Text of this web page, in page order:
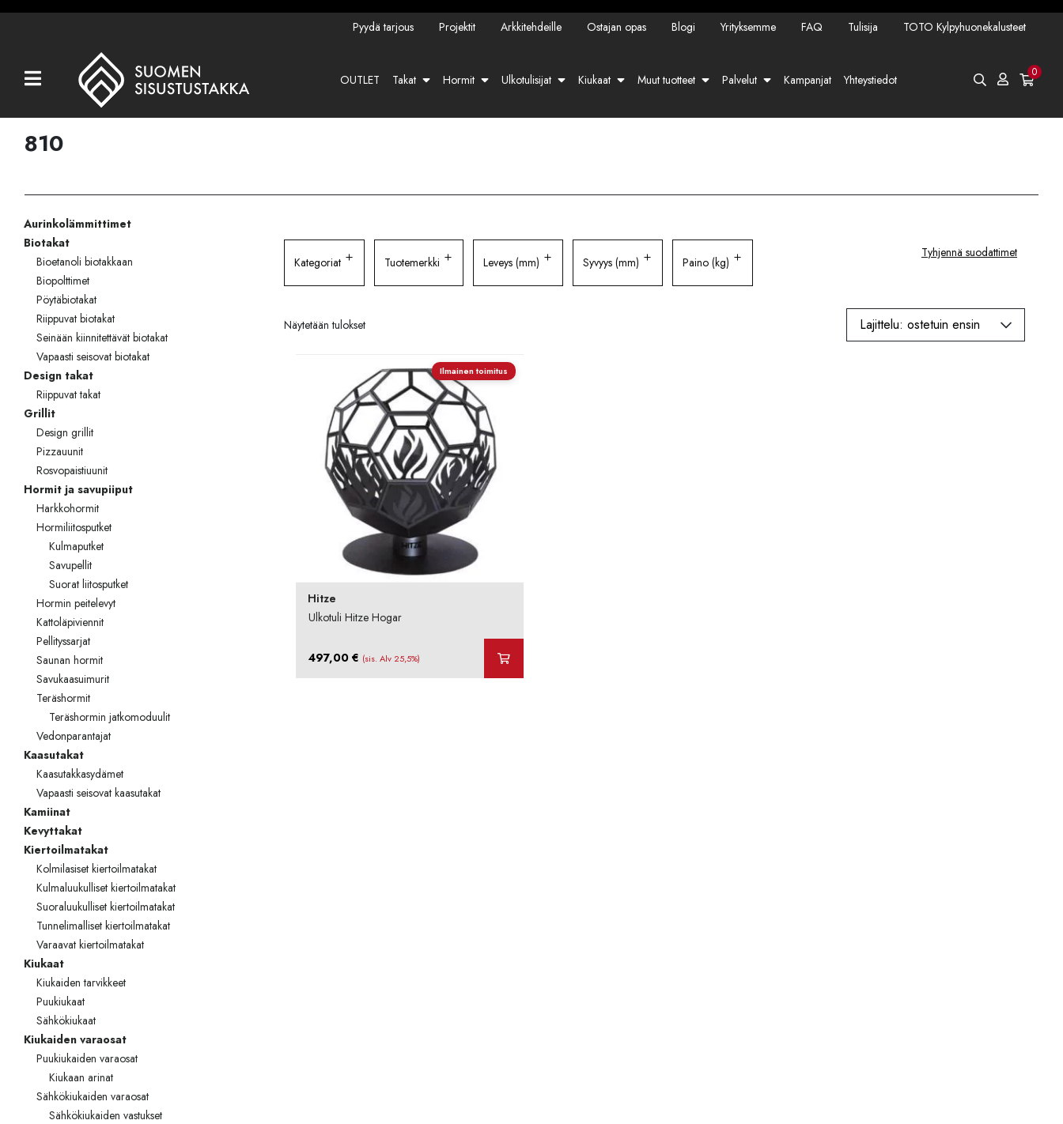
Kaikki tuotteet
Takat
Hormit
Ulkotulisijat
Kiukaat
Muut tuotteet
Palvelut
Kampanjat
Yhteystiedot
Pyydä tarjous
Projektit
Arkkitehdeille
Ostajan opas
Blogi
Yrityksemme
FAQ
Tulisija
TOTO
Kylpyhuonekalusteet
Pyydä tarjous Projektit Arkkitehdeille Ostajan opas Blogi Yrityksemme FAQ Tulisija TOTO Kylpyhuonekalusteet
OUTLET Takat Hormit Ulkotulisijat Kiukaat Muut tuotteet Palvelut Kampanjat Yhteystiedot 0
810
Aurinkolämmittimet
Biotakat
Bioetanoli biotakkaan
Biopolttimet
Pöytäbiotakat
Riippuvat biotakat
Seinään kiinnitettävät biotakat
Vapaasti seisovat biotakat
Design takat
Riippuvat takat
Grillit
Design grillit
Pizzauunit
Rosvopaistiuunit
Hormit ja savupiiput
Harkkohormit
Hormiliitosputket
Kulmaputket
Savupellit
Suorat liitosputket
Hormin peitelevyt
Kattoläpiviennit
Pellityssarjat
Saunan hormit
Savukaasuimurit
Teräshormit
Teräshormin jatkomoduulit
Vedonparantajat
Kaasutakat
Kaasutakkasydämet
Vapaasti seisovat kaasutakat
Kamiinat
Kevyttakat
Kiertoilmatakat
Kolmilasiset kiertoilmatakat
Kulmaluukulliset kiertoilmatakat
Suoraluukulliset kiertoilmatakat
Tunnelimalliset kiertoilmatakat
Varaavat kiertoilmatakat
Kiukaat
Kiukaiden tarvikkeet
Puukiukaat
Sähkökiukaat
Kiukaiden varaosat
Puukiukaiden varaosat
Kiukaan arinat
Sähkökiukaiden varaosat
Sähkökiukaiden vastukset
Kategoriat Tuotemerkki Leveys (mm) Syvyys (mm) Paino (kg)
Tyhjennä suodattimet
Näytetään tulokset
Ilmainen toimitus
Hitze
Ulkotuli Hitze Hogar
497,00 € (sis. Alv 25,5%)